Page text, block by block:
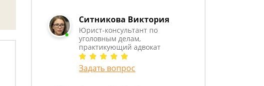
Ситникова Виктория
Юрист-консультант по
уголовным делам,
практикующий адвокат
Задать вопрос